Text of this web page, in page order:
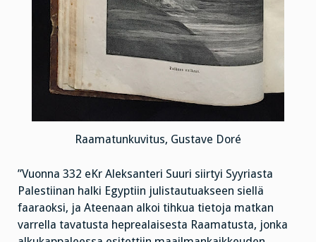
Raamatunkuvitus, Gustave Doré
”Vuonna 332 eKr Aleksanteri Suuri siirtyi Syyriasta
Palestiinan halki Egyptiin julistautuakseen siellä
faaraoksi, ja Ateenaan alkoi tihkua tietoja matkan
varrella tavatusta heprealaisesta Raamatusta, jonka